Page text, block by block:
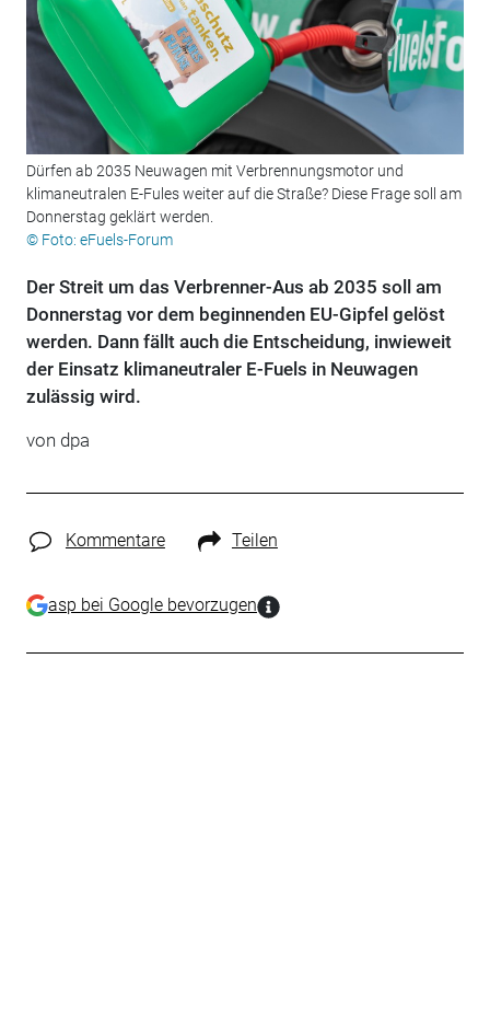
Dürfen ab 2035 Neuwagen mit Verbrennungsmotor und
klimaneutralen E-Fules weiter auf die Straße? Diese Frage soll am
Donnerstag geklärt werden.
© Foto: eFuels-Forum
Der Streit um das Verbrenner-Aus ab 2035 soll am
Donnerstag vor dem beginnenden EU-Gipfel gelöst
werden. Dann fällt auch die Entscheidung, inwieweit
der Einsatz klimaneutraler E-Fuels in Neuwagen
zulässig wird.
von dpa
Kommentare Teilen
asp bei Google bevorzugen